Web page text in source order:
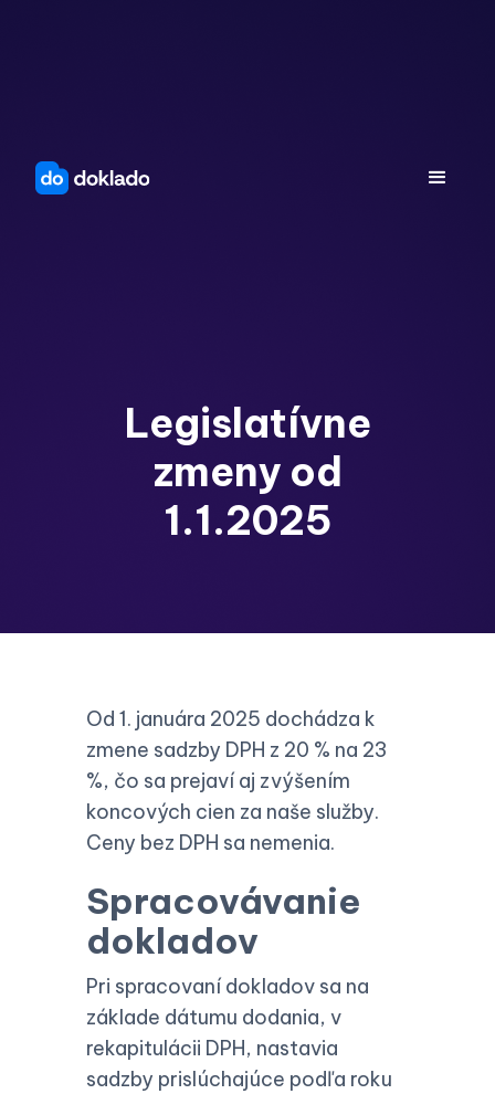
Legislatívne
zmeny od
1.1.2025
Od 1. januára 2025 dochádza k
zmene sadzby DPH z 20 % na 23
%, čo sa prejaví aj zvýšením
koncových cien za naše služby.
Ceny bez DPH sa nemenia.
Spracovávanie
dokladov
Pri spracovaní dokladov sa na
základe dátumu dodania, v
rekapitulácii DPH, nastavia
sadzby prislúchajúce podľa roku